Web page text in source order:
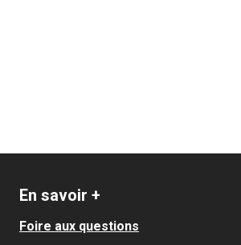
En savoir +
Foire aux questions